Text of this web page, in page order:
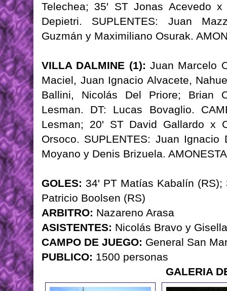
Telechea; 35' ST Jonas Acevedo
Depietri. SUPLENTES: Juan
Guzmán y Maximiliano Osurak.
VILLA DALMINE (1): Juan Marcelo
Maciel, Juan Ignacio Alvacete,
Ballini, Nicolás Del Priore; Brian
Lesman. DT: Lucas Bovaglio.
Lesman; 20' ST David Gallardo x
Orsoco. SUPLENTES: Juan
Moyano y Denis Brizuela.
GOLES: 34' PT Matías Kabalín
Patricio Boolsen (RS)
ARBITRO: Nazareno Arasa
ASISTENTES: Nicolás Bravo y
CAMPO DE JUEGO: General San
PUBLICO: 1500 personas
GALERIA